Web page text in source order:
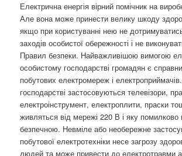
Електрична енергія вірний помічник на
Але вона може принести велику шкоду
якщо при користуванні нею не
заходів особистої обережності і не
Правил безпеки. Найважливішою вимогою
особистому господарстві громадян є
побутових електромереж і
господарстві застосовуються телевізори,
електроінструмент, електроплити, праски
живляться від мережі 220 В і яку
безпечною. Невміле або необережне
побутової електротехніки несе загрозу
людей та може привести до електротравми